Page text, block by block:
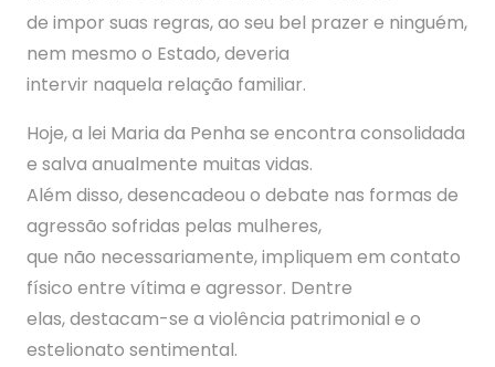
de impor suas regras, ao seu bel prazer e ninguém,
nem mesmo o Estado, deveria
intervir naquela relação familiar.
Hoje, a lei Maria da Penha se encontra consolidada
e salva anualmente muitas vidas.
Além disso, desencadeou o debate nas formas de
agressão sofridas pelas mulheres,
que não necessariamente, impliquem em contato
físico entre vítima e agressor. Dentre
elas, destacam-se a violência patrimonial e o
estelionato sentimental.